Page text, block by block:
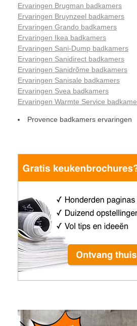
Ervaringen Brugman badkamers
Ervaringen Bruynzeel badkamers
Ervaringen Grando badkamers
Ervaringen Ikea badkamers
Ervaringen Sani-Dump badkamers
Ervaringen Sanidirect badkamers
Ervaringen Sanidrõme badkamers
Ervaringen Sanisale badkamers
Ervaringen Svea badkamers
Ervaringen Warmte Service
Provence badkamers ervaringen